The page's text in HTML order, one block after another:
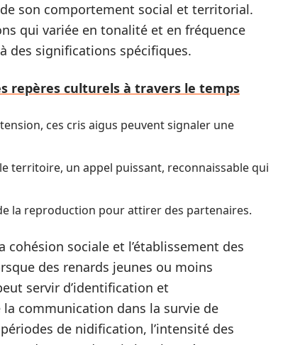
son comportement social et territorial.
qui variée en tonalité et en fréquence
des significations spécifiques.
repères culturels à travers le temps
ces cris aigus peuvent signaler une
territoire, un appel puissant, reconnaissable qui
la reproduction pour attirer des partenaires.
sociale et l’établissement des
des renards jeunes ou moins
servir d’identification et
la communication dans la survie de
de nidification, l’intensité des